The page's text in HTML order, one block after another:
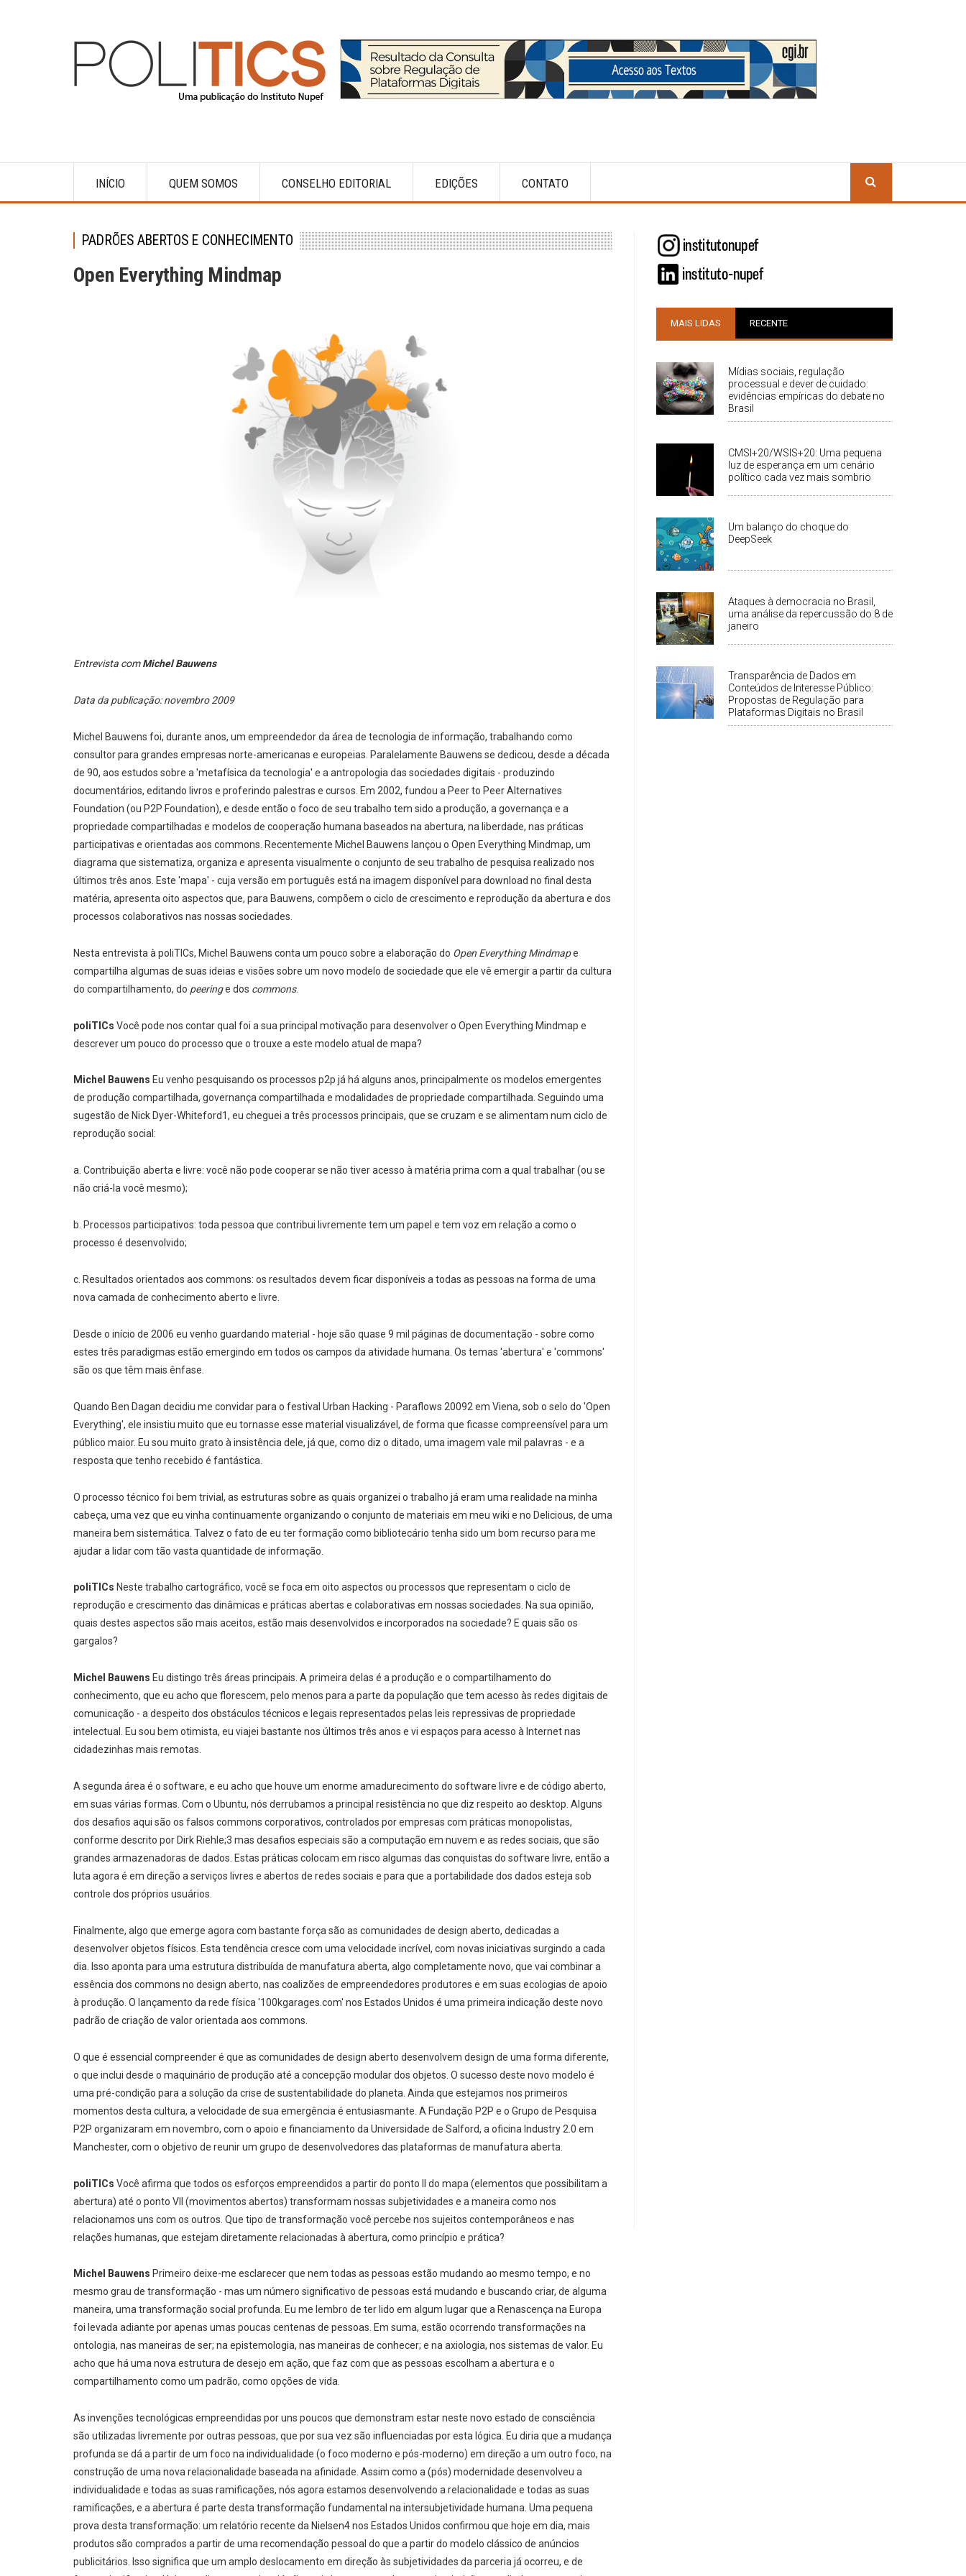
Main
navigation
INÍCIO QUEM SOMOS CONSELHO EDITORIAL EDIÇÕES CONTATO
PADRÕES ABERTOS E CONHECIMENTO
Open Everything Mindmap
Entrevista comMichel Bauwens
Data da publicação: novembro 2009
Michel Bauwens foi, durante anos, um empreendedor da área de tecnologia de informação, trabalhando como
consultor para grandes empresas norte-americanas e europeias. Paralelamente Bauwens se dedicou, desde a década
de 90, aos estudos sobre a 'metafísica da tecnologia' e a antropologia das sociedades digitais - produzindo
documentários, editando livros e proferindo palestras e cursos. Em 2002, fundou a Peer to Peer Alternatives
Foundation (ou P2P Foundation), e desde então o foco de seu trabalho tem sido a produção, a governança e a
propriedade compartilhadas e modelos de cooperação humana baseados na abertura, na liberdade, nas práticas
participativas e orientadas aos commons. Recentemente Michel Bauwens lançou o Open Everything Mindmap, um
diagrama que sistematiza, organiza e apresenta visualmente o conjunto de seu trabalho de pesquisa realizado nos
últimos três anos. Este 'mapa' - cuja versão em português está na imagem disponível para download no final desta
matéria, apresenta oito aspectos que, para Bauwens, compõem o ciclo de crescimento e reprodução da abertura e dos
processos colaborativos nas nossas sociedades.
Nesta entrevista à poliTICs, Michel Bauwens conta um pouco sobre a elaboração do Open Everything Mindmape
compartilha algumas de suas ideias e visões sobre um novo modelo de sociedade que ele vê emergir a partir da cultura
do compartilhamento, do peeringe dos commons.
poliTICs Você pode nos contar qual foi a sua principal motivação para desenvolver o Open Everything Mindmap e
descrever um pouco do processo que o trouxe a este modelo atual de mapa?
Michel Bauwens Eu venho pesquisando os processos p2p já há alguns anos, principalmente os modelos emergentes
de produção compartilhada, governança compartilhada e modalidades de propriedade compartilhada. Seguindo uma
sugestão de Nick Dyer-Whiteford1, eu cheguei a três processos principais, que se cruzam e se alimentam num ciclo de
reprodução social:
a. Contribuição aberta e livre: você não pode cooperar se não tiver acesso à matéria prima com a qual trabalhar (ou se
não criá-la você mesmo);
b. Processos participativos: toda pessoa que contribui livremente tem um papel e tem voz em relação a como o
processo é desenvolvido;
c. Resultados orientados aos commons: os resultados devem ficar disponíveis a todas as pessoas na forma de uma
nova camada de conhecimento aberto e livre.
Desde o início de 2006 eu venho guardando material - hoje são quase 9 mil páginas de documentação - sobre como
estes três paradigmas estão emergindo em todos os campos da atividade humana. Os temas 'abertura' e 'commons'
são os que têm mais ênfase.
Quando Ben Dagan decidiu me convidar para o festival Urban Hacking - Paraflows 20092 em Viena, sob o selo do 'Open
Everything', ele insistiu muito que eu tornasse esse material visualizável, de forma que ficasse compreensível para um
público maior. Eu sou muito grato à insistência dele, já que, como diz o ditado, uma imagem vale mil palavras - e a
resposta que tenho recebido é fantástica.
O processo técnico foi bem trivial, as estruturas sobre as quais organizei o trabalho já eram uma realidade na minha
cabeça, uma vez que eu vinha continuamente organizando o conjunto de materiais em meu wiki e no Delicious, de uma
maneira bem sistemática. Talvez o fato de eu ter formação como bibliotecário tenha sido um bom recurso para me
ajudar a lidar com tão vasta quantidade de informação.
poliTICs Neste trabalho cartográfico, você se foca em oito aspectos ou processos que representam o ciclo de
reprodução e crescimento das dinâmicas e práticas abertas e colaborativas em nossas sociedades. Na sua opinião,
quais destes aspectos são mais aceitos, estão mais desenvolvidos e incorporados na sociedade? E quais são os
gargalos?
Michel Bauwens Eu distingo três áreas principais. A primeira delas é a produção e o compartilhamento do
conhecimento, que eu acho que florescem, pelo menos para a parte da população que tem acesso às redes digitais de
comunicação - a despeito dos obstáculos técnicos e legais representados pelas leis repressivas de propriedade
intelectual. Eu sou bem otimista, eu viajei bastante nos últimos três anos e vi espaços para acesso à Internet nas
cidadezinhas mais remotas.
A segunda área é o software, e eu acho que houve um enorme amadurecimento do software livre e de código aberto,
em suas várias formas. Com o Ubuntu, nós derrubamos a principal resistência no que diz respeito ao desktop. Alguns
dos desafios aqui são os falsos commons corporativos, controlados por empresas com práticas monopolistas,
conforme descrito por Dirk Riehle;3 mas desafios especiais são a computação em nuvem e as redes sociais, que são
grandes armazenadoras de dados. Estas práticas colocam em risco algumas das conquistas do software livre, então a
luta agora é em direção a serviços livres e abertos de redes sociais e para que a portabilidade dos dados esteja sob
controle dos próprios usuários.
Finalmente, algo que emerge agora com bastante força são as comunidades de design aberto, dedicadas a
desenvolver objetos físicos. Esta tendência cresce com uma velocidade incrível, com novas iniciativas surgindo a cada
dia. Isso aponta para uma estrutura distribuída de manufatura aberta, algo completamente novo, que vai combinar a
essência dos commons no design aberto, nas coalizões de empreendedores produtores e em suas ecologias de apoio
à produção. O lançamento da rede física '100kgarages.com' nos Estados Unidos é uma primeira indicação deste novo
padrão de criação de valor orientada aos commons.
O que é essencial compreender é que as comunidades de design aberto desenvolvem design de uma forma diferente,
o que inclui desde o maquinário de produção até a concepção modular dos objetos. O sucesso deste novo modelo é
uma pré-condição para a solução da crise de sustentabilidade do planeta. Ainda que estejamos nos primeiros
momentos desta cultura, a velocidade de sua emergência é entusiasmante. A Fundação P2P e o Grupo de Pesquisa
P2P organizaram em novembro, com o apoio e financiamento da Universidade de Salford, a oficina Industry 2.0 em
Manchester, com o objetivo de reunir um grupo de desenvolvedores das plataformas de manufatura aberta.
poliTICs Você afirma que todos os esforços empreendidos a partir do ponto II do mapa (elementos que possibilitam a
abertura) até o ponto VII (movimentos abertos) transformam nossas subjetividades e a maneira como nos
relacionamos uns com os outros. Que tipo de transformação você percebe nos sujeitos contemporâneos e nas
relações humanas, que estejam diretamente relacionadas à abertura, como princípio e prática?
Michel Bauwens Primeiro deixe-me esclarecer que nem todas as pessoas estão mudando ao mesmo tempo, e no
mesmo grau de transformação - mas um número significativo de pessoas está mudando e buscando criar, de alguma
maneira, uma transformação social profunda. Eu me lembro de ter lido em algum lugar que a Renascença na Europa
foi levada adiante por apenas umas poucas centenas de pessoas. Em suma, estão ocorrendo transformações na
ontologia, nas maneiras de ser; na epistemologia, nas maneiras de conhecer; e na axiologia, nos sistemas de valor. Eu
acho que há uma nova estrutura de desejo em ação, que faz com que as pessoas escolham a abertura e o
compartilhamento como um padrão, como opções de vida.
As invenções tecnológicas empreendidas por uns poucos que demonstram estar neste novo estado de consciência
são utilizadas livremente por outras pessoas, que por sua vez são influenciadas por esta lógica. Eu diria que a mudança
profunda se dá a partir de um foco na individualidade (o foco moderno e pós-moderno) em direção a um outro foco, na
construção de uma nova relacionalidade baseada na afinidade. Assim como a (pós) modernidade desenvolveu a
individualidade e todas as suas ramificações, nós agora estamos desenvolvendo a relacionalidade e todas as suas
ramificações, e a abertura é parte desta transformação fundamental na intersubjetividade humana. Uma pequena
prova desta transformação: um relatório recente da Nielsen4 nos Estados Unidos confirmou que hoje em dia, mais
produtos são comprados a partir de uma recomendação pessoal do que a partir do modelo clássico de anúncios
publicitários. Isso significa que um amplo deslocamento em direção às subjetividades da parceria já ocorreu, e de
MAIS LIDAS RECENTE
Mídias sociais, regulação
processual e dever de cuidado:
evidências empíricas do debate no
Brasil
CMSI+20/WSIS+20: Uma pequena
luz de esperança em um cenário
político cada vez mais sombrio
Um balanço do choque do
DeepSeek
Ataques à democracia no Brasil,
uma análise da repercussão do 8 de
janeiro
Transparência de Dados em
Conteúdos de Interesse Público:
Propostas de Regulação para
Plataformas Digitais no Brasil